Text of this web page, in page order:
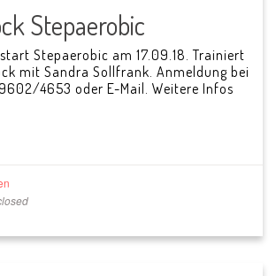
Stepaerobic
Stepaerobic am 17.09.18. Trainiert
mit Sandra Sollfrank. Anmeldung bei
4653 oder E-Mail. Weitere Infos